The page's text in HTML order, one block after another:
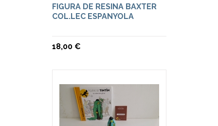
FIGURA DE RESINA BAXTER
COL.LEC ESPANYOLA
18,00 €